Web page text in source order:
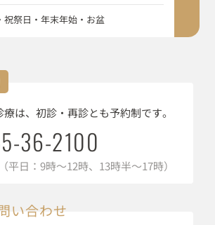
祝祭日・年末年始・お盆
は、初診・再診とも予約制です。
36-2100
（平日：9時～12時、13時半～17時）
い合わせ